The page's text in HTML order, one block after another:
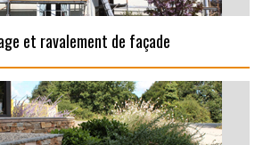
et ravalement de façade